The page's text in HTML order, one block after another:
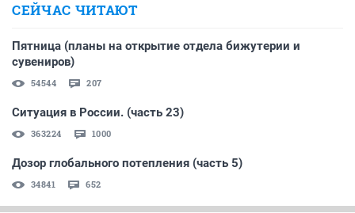
СЕЙЧАС ЧИТАЮТ
Пятница (планы на открытие отдела бижутерии и
сувениров)
54544 207
Ситуация в России. (часть 23)
363224 1000
Дозор глобального потепления (часть 5)
34841 652